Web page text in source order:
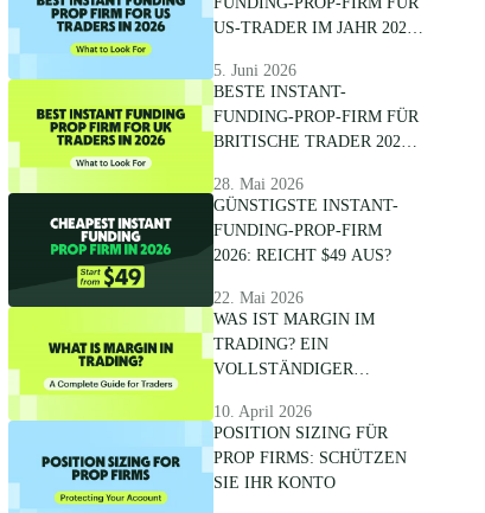
US-TRADER IM JAHR 2026:
SOLLTEN
5. Juni 2026
BESTE INSTANT-
FUNDING-PROP-FIRM FÜR
BRITISCHE TRADER 2026:
SOLLTEN
28. Mai 2026
GÜNSTIGSTE INSTANT-
FUNDING-PROP-FIRM
2026: REICHT $49 AUS?
22. Mai 2026
WAS IST MARGIN IM
TRADING? EIN
VOLLSTÄNDIGER
10. April 2026
POSITION SIZING FÜR
PROP FIRMS: SCHÜTZEN
SIE IHR KONTO